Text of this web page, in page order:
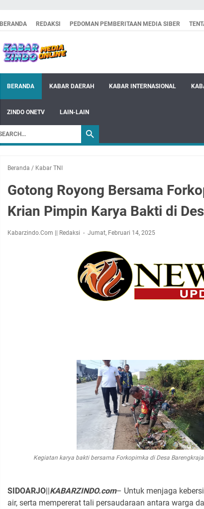
BERANDA REDAKSI PEDOMAN PEMBERITAAN MEDIA SIBER
BERANDA KABAR DAERAH KABAR INTERNASIONAL
ZINDO ONETV LAIN-LAIN
Beranda / Kabar TNI
Gotong Royong Bersama
Krian Pimpin Karya Bakti di
Kabarzindo.Com || Redaksi Jumat, Februari 14, 2025
Kegiatan karya bakti bersama Forkopimka di Desa
SIDOARJO||KABARZINDO.com– Untuk menjaga
air, serta mempererat tali persaudaraan antara warga